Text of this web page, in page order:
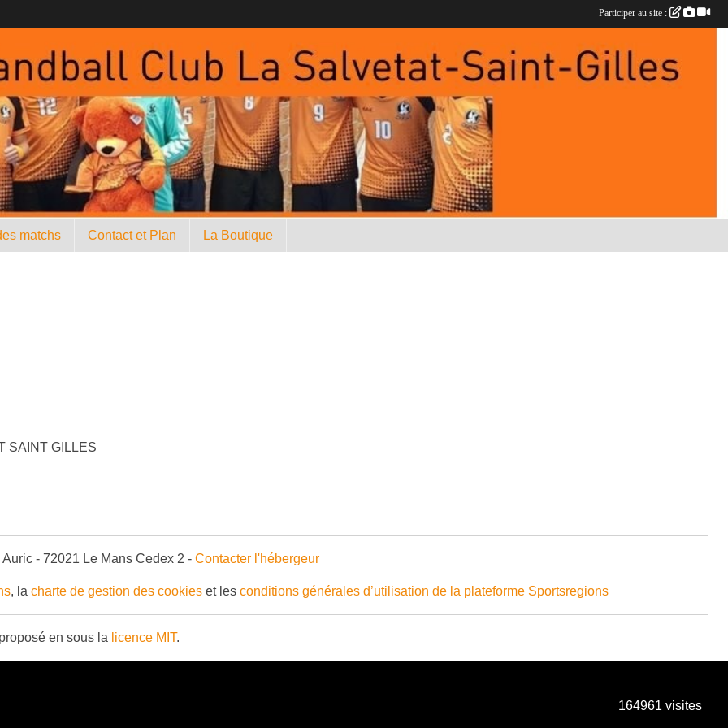
matchs Contact et Plan La Boutique
SAINT GILLES
- 72021 Le Mans Cedex 2 - Contacter l'hébergeur
, la charte de gestion des cookies et les conditions générales d’utilisation de la plateforme Sportsregions
en sous la licence MIT.
164961 visites
Participer au site :